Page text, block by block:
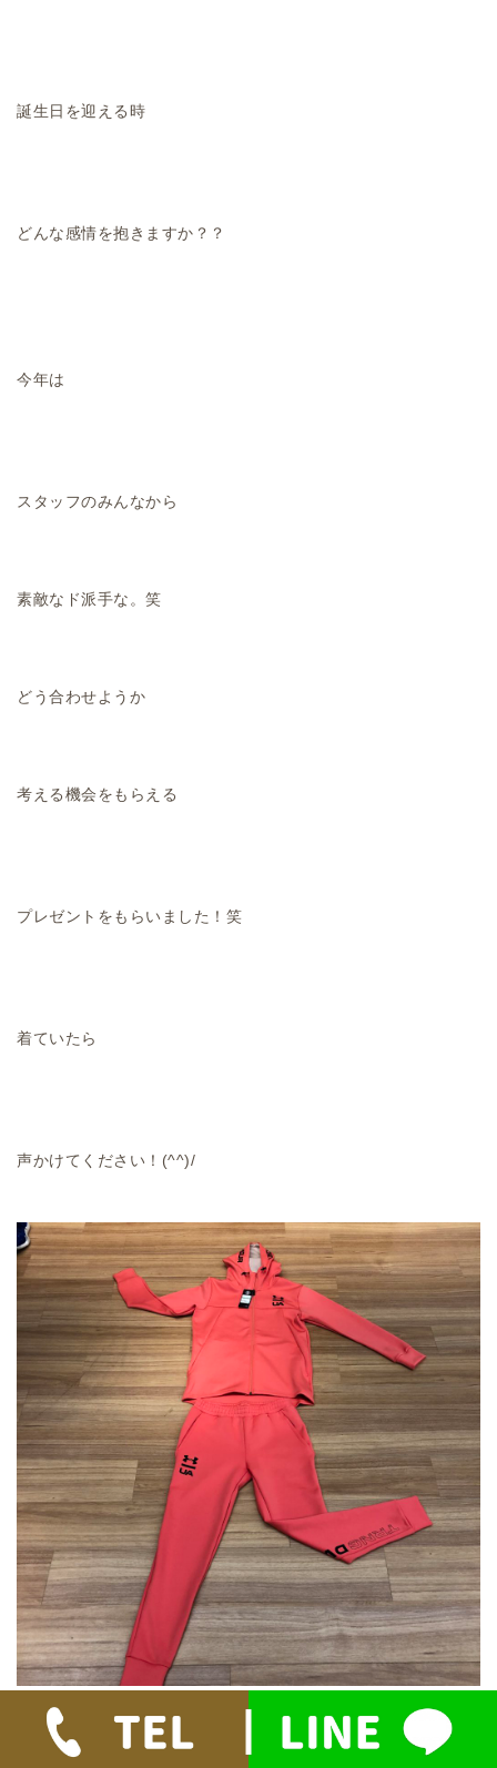
誕生日を迎える時
どんな感情を抱きますか？？
今年は
スタッフのみんなから
素敵なド派手な。笑
どう合わせようか
考える機会をもらえる
プレゼントをもらいました！笑
着ていたら
声かけてください！(^^)/